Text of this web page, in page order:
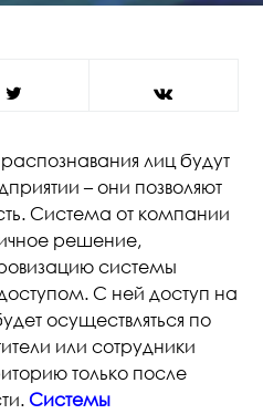
лиц будут
– они позволяют
Система от компании
решение,
системы
С ней доступ на
осуществляться по
или сотрудники
только после
Системы